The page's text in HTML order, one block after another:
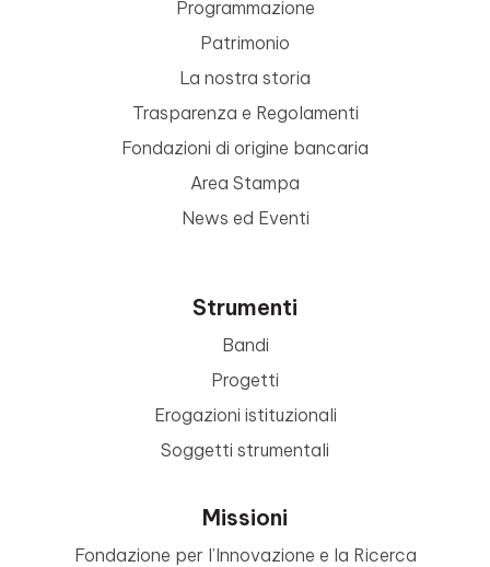
Programmazione
Patrimonio
La nostra storia
Trasparenza e Regolamenti
Fondazioni di origine bancaria
Area Stampa
News ed Eventi
Strumenti
Bandi
Progetti
Erogazioni istituzionali
Soggetti strumentali
Missioni
Fondazione per l’Innovazione e la Ricerca